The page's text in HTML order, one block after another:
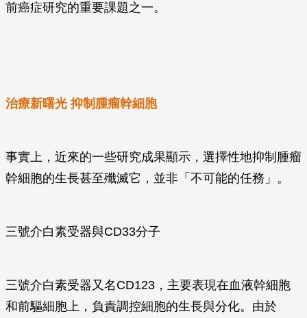
前癌症研究的重要課題之一。
治療新曙光 抑制腫瘤幹細胞
事實上，近來的一些研究成果顯示，選擇性地抑制腫瘤
幹細胞的生長甚至殲滅它，並非「不可能的任務」。
三號介白素受器與CD33分子
三號介白素受器又名CD123，主要表現在血液幹細胞
和前驅細胞上，負責調控細胞的生長與分化。由於